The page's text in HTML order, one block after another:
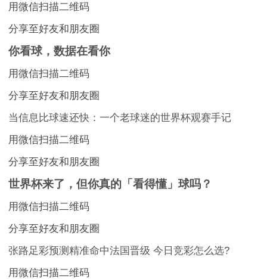
用微信扫描二维码
分享至好友和朋友圈
你看球，数据在看你
用微信扫描二维码
分享至好友和朋友圈
当信息比球速还快：一个老球迷的世界杯观赛手记
用微信扫描二维码
分享至好友和朋友圈
世界杯来了，但你真的「看得懂」球吗？
用微信扫描二维码
分享至好友和朋友圈
张路足彩预测精准命中法国晋级 今日竞彩怎么选?
用微信扫描二维码